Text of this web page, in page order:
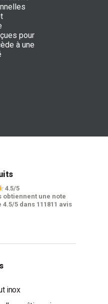
pour
à une
4.5/5
obtiennent une note
4.5/5 dans 111811 avis
inox